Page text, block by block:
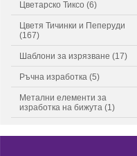
Цветарско Тиксо (6)
Цветя Тичинки и Пеперуди
(167)
Шаблони за изрязване (17)
Ръчна изработка (5)
Метални елементи за
изработка на бижута (1)